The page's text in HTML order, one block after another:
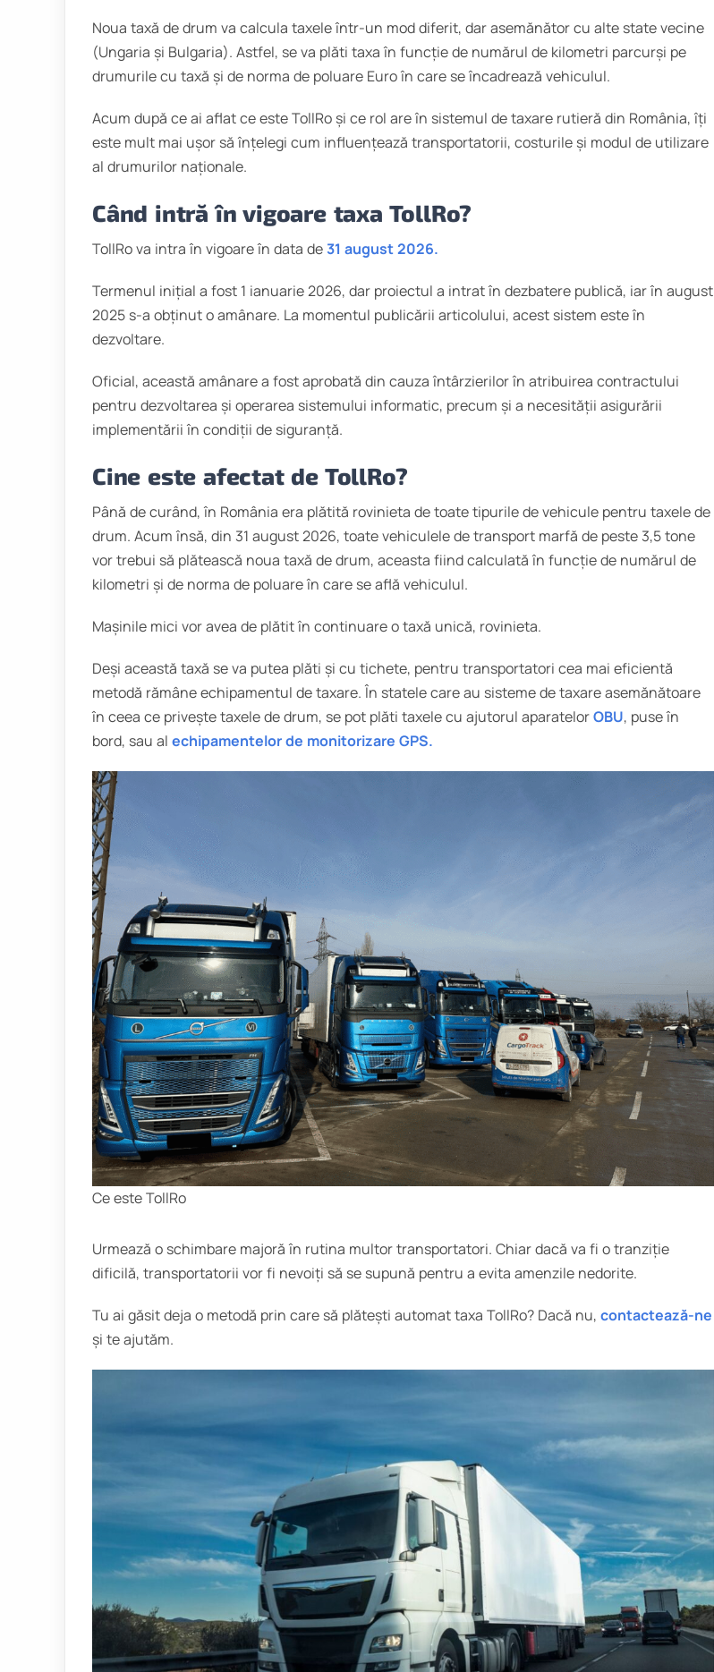
Noua taxă de drum va calcula taxele într-un mod diferit, dar asemănător cu alte state vecine
(Ungaria și Bulgaria). Astfel, se va plăti taxa în funcție de numărul de kilometri parcurși pe
drumurile cu taxă și de norma de poluare Euro în care se încadrează vehiculul.
Acum după ce ai aflat ce este TollRo și ce rol are în sistemul de taxare rutieră din România, îți
este mult mai ușor să înțelegi cum influențează transportatorii, costurile și modul de utilizare
al drumurilor naționale.
Când intră în vigoare taxa TollRo?
TollRo va intra în vigoare în data de31 august 2026.
Termenul inițial a fost 1 ianuarie 2026, dar proiectul a intrat în dezbatere publică, iar în august
2025 s-a obținut o amânare. La momentul publicării articolului, acest sistem este în
dezvoltare.
Oficial, această amânare a fost aprobată din cauza întârzierilor în atribuirea contractului
pentru dezvoltarea și operarea sistemului informatic, precum și a necesității asigurării
implementării în condiții de siguranță.
Cine este afectat de TollRo?
Până de curând, în România era plătită rovinieta de toate tipurile de vehicule pentru taxele de
drum. Acum însă, din 31 august 2026, toate vehiculele de transport marfă de peste 3,5 tone
vor trebui să plătească noua taxă de drum, aceasta fiind calculată în funcție de numărul de
kilometri și de norma de poluare în care se află vehiculul.
Mașinile mici vor avea de plătit în continuare o taxă unică, rovinieta.
Deși această taxă se va putea plăti și cu tichete, pentru transportatori cea mai eficientă
metodă rămâne echipamentul de taxare. În statele care au sisteme de taxare asemănătoare
în ceea ce privește taxele de drum, se pot plăti taxele cu ajutorul aparatelorOBU, puse în
bord, sau al echipamentelor de monitorizare GPS.
Ce este TollRo
Urmează o schimbare majoră în rutina multor transportatori. Chiar dacă va fi o tranziție
dificilă, transportatorii vor fi nevoiți să se supună pentru a evita amenzile nedorite.
Tu ai găsit deja o metodă prin care să plătești automat taxa TollRo? Dacă nu, contactează-ne
și te ajutăm.